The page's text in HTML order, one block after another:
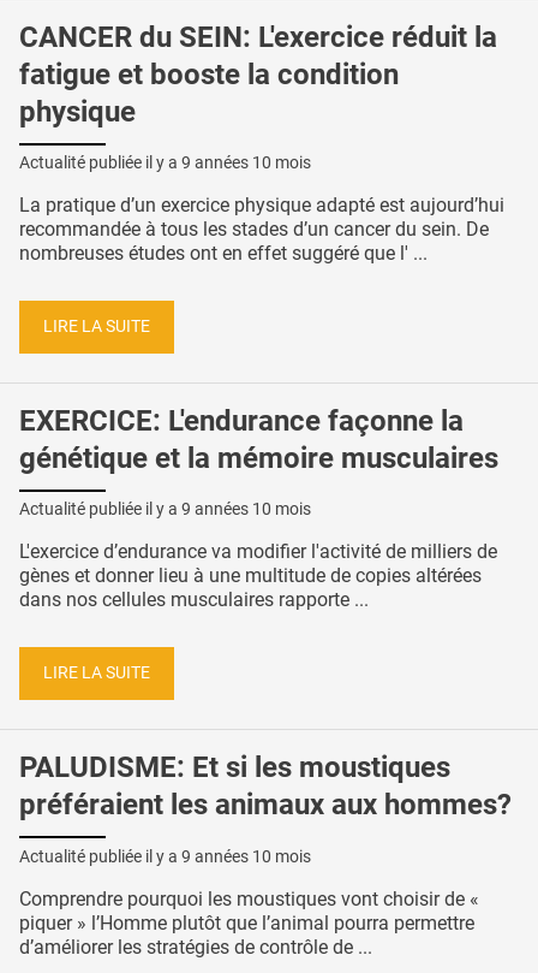
CANCER du SEIN: L'exercice réduit la
fatigue et booste la condition
physique
Actualité publiée il y a 9 années 10 mois
La pratique d’un exercice physique adapté est aujourd’hui
recommandée à tous les stades d’un cancer du sein. De
nombreuses études ont en effet suggéré que l' ...
LIRE LA SUITE
EXERCICE: L'endurance façonne la
génétique et la mémoire musculaires
Actualité publiée il y a 9 années 10 mois
L'exercice d’endurance va modifier l'activité de milliers de
gènes et donner lieu à une multitude de copies altérées
dans nos cellules musculaires rapporte ...
LIRE LA SUITE
PALUDISME: Et si les moustiques
préféraient les animaux aux hommes?
Actualité publiée il y a 9 années 10 mois
Comprendre pourquoi les moustiques vont choisir de «
piquer » l’Homme plutôt que l’animal pourra permettre
d’améliorer les stratégies de contrôle de ...